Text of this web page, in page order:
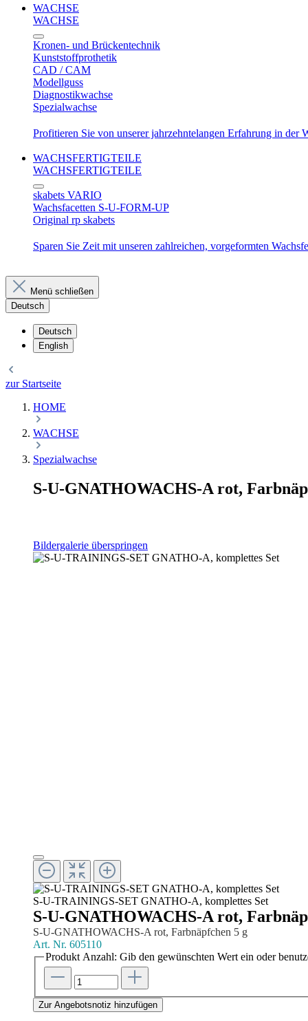
WACHSE
WACHSE
Kronen- und Brückentechnik
Kunststoffprothetik
CAD / CAM
Modellguss
Diagnostikwachse
Spezialwachse
Profitieren Sie von unserer jahrzehntelangen Erfahrung in der
WACHSFERTIGTEILE
WACHSFERTIGTEILE
skabets VARIO
Wachsfacetten S-U-FORM-UP
Original rp skabets
Sparen Sie Zeit mit unseren zahlreichen, vorgeformten
Menü schließen
Deutsch
Deutsch
English
zur Startseite
HOME
WACHSE
Spezialwachse
S-U-GNATHOWACHS-A rot,
Bildergalerie überspringen
S-U-TRAININGS-SET GNATHO-A, komplettes Set
S-U-GNATHOWACHS-A rot,
S-U-GNATHOWACHS-A rot, Farbnäpfchen 5 g
Art. Nr. 605110
Produkt Anzahl: Gib den gewünschten Wert ein oder
Zur Angebotsnotiz hinzufügen